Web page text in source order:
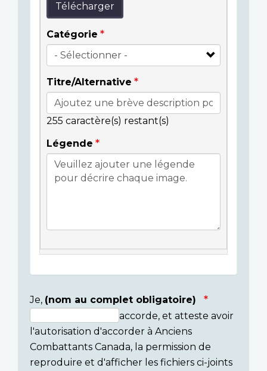
Télécharger
Catégorie
Titre/Alternative
255 caractère(s) restant(s)
Légende
Consent
section
Je, (nom au complet obligatoire)
accorde, et atteste avoir
l'autorisation d'accorder à Anciens
Combattants Canada, la permission de
reproduire et d'afficher les fichiers ci-joints